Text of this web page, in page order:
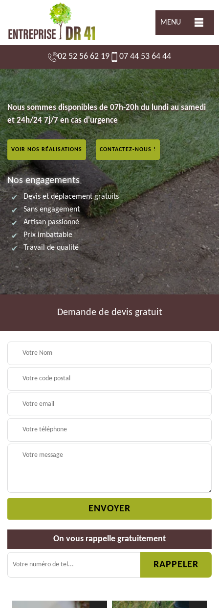
MENU
02 52 56 62 19 07 44 53 64 44
Nous sommes disponibles de 07h-20h du lundi au samedi
et 24h/24 7j/7 en cas d'urgence
VOIR NOS RÉALISATIONS CONTACTEZ-NOUS !
Nos engagements
Devis et déplacement gratuits
Sans engagement
Artisan passionné
Prix imbattable
Travail de qualité
Demande de devis gratuit
On vous rappelle gratuitement